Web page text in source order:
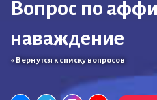
Вопрос по
наваждение
« Вернутся к списку вопросов